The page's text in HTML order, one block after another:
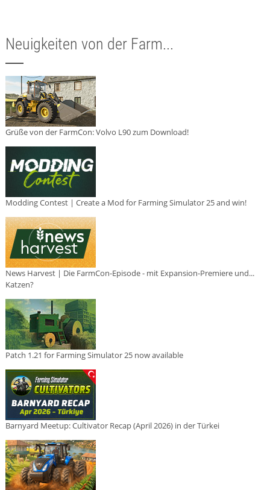
Neuigkeiten von der Farm...
Grüße von der FarmCon: Volvo L90 zum Download!
Modding Contest | Create a Mod for Farming Simulator 25 and win!
News Harvest | Die FarmCon-Episode - mit Expansion-Premiere und...
Katzen?
Patch 1.21 for Farming Simulator 25 now available
Barnyard Meetup: Cultivator Recap (April 2026) in der Türkei